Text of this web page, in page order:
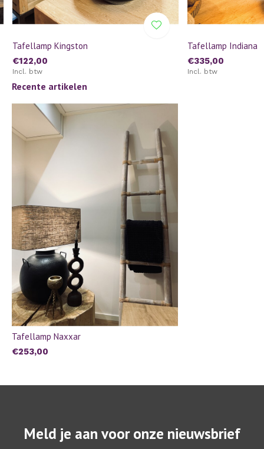
Tafellamp Kingston
€122,00
Incl. btw
Tafellamp Indiana
€335,00
Incl. btw
Recente artikelen
Tafellamp Naxxar
€253,00
Meld je aan voor onze nieuwsbrief